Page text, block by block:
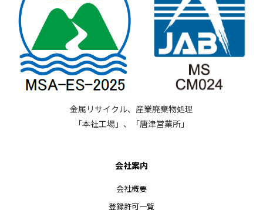
金属リサイクル、産業廃棄物処理
「本社工場」、「唐津営業所」
会社案内
会社概要
登録許可一覧